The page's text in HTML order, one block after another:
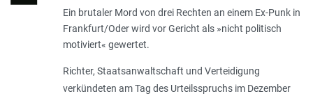
Einleitung
Ein brutaler Mord von drei Rechten an einem Ex-Punk in
Frankfurt/Oder wird vor Gericht als »nicht politisch
motiviert« gewertet.
Richter, Staatsanwaltschaft und Verteidigung
verkündeten am Tag des Urteilsspruchs im Dezem­ber